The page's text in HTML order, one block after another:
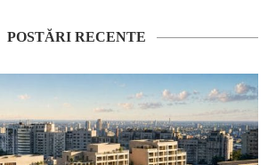
POSTĂRI RECENTE